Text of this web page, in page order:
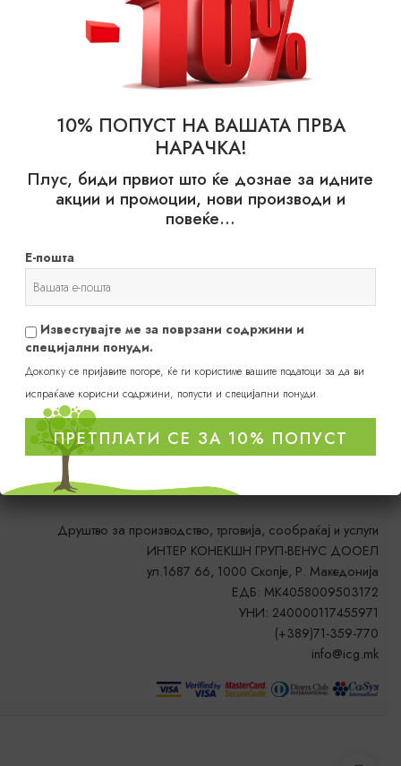
Not a member?Create an account
Друштво за производство, трговија, сообраќај и услуги
ИНТЕР КОНЕКШН ГРУП-ВЕНУС ДООЕЛ
ул.1687 66, 1000 Скопје, Р. Македонија
ЕДБ: MK4058009503172
УНИ: 240000117455971
(+389)71-359-770
info@icg.mk
10% ПОПУСТ НА ВАШАТА ПРВА
НАРАЧКА!
Плус, биди првиот што ќе дознае за идните
акции и промоции, нови производи и
повеќе…
Е-пошта
Известувајте ме за поврзани содржини и
специјални понуди.
Доколку се пријавите погоре, ќе ги користиме вашите податоци за да ви
испраќаме корисни содржини, попусти и специјални понуди.
ПРЕТПЛАТИ СЕ ЗА 10% ПОПУСТ